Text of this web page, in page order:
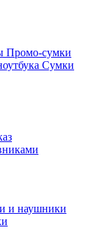
Промо-сумки
Сумки
и наушники